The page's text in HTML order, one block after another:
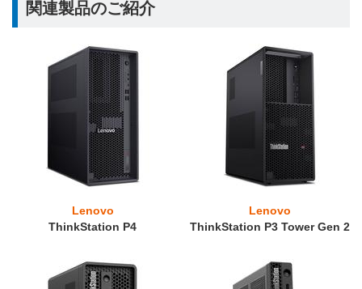
関連製品のご紹介
Lenovo
ThinkStation P4
Lenovo
ThinkStation P3 Tower Gen 2